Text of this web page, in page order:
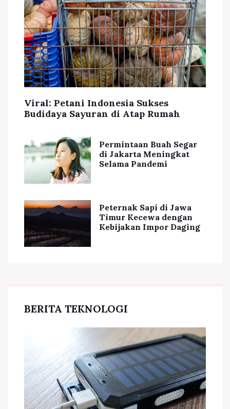
Viral: Petani Indonesia Sukses
Budidaya Sayuran di Atap Rumah
Permintaan Buah Segar
di Jakarta Meningkat
Selama Pandemi
Peternak Sapi di Jawa
Timur Kecewa dengan
Kebijakan Impor Daging
BERITA TEKNOLOGI